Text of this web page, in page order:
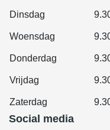
Dinsdag
Woensdag
Donderdag
Vrijdag
Zaterdag
Social media